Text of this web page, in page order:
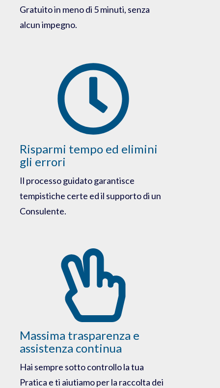
Gratuito in meno di 5 minuti, senza
alcun impegno.
Risparmi tempo ed elimini
gli errori
Il processo guidato garantisce
tempistiche certe ed il supporto di un
Consulente.
Massima trasparenza e
assistenza continua
Hai sempre sotto controllo la tua
Pratica e ti aiutiamo per la raccolta dei